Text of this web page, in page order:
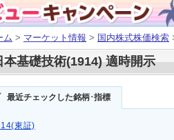
ム > マーケット情報 > 国内株式株価検索
本基礎技術(1914) 適時開示
最近チェックした銘柄･指標
東証)